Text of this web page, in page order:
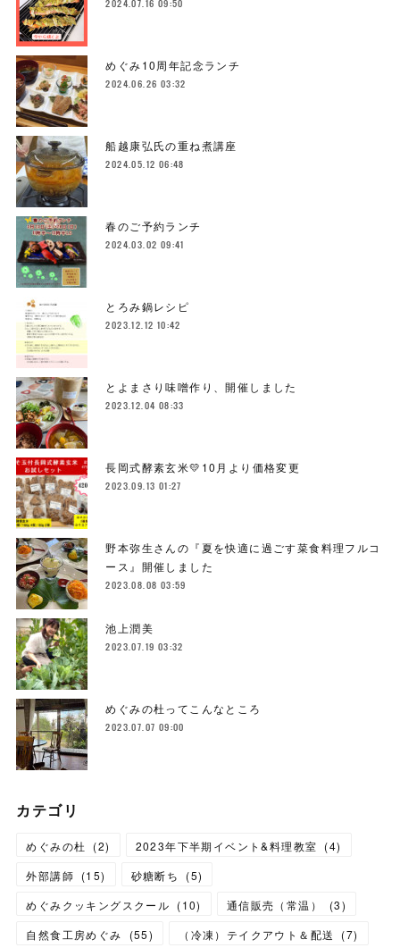
2024.07.16 09:50
めぐみ10周年記念ランチ
2024.06.26 03:32
船越康弘氏の重ね煮講座
2024.05.12 06:48
春のご予約ランチ
2024.03.02 09:41
とろみ鍋レシピ
2023.12.12 10:42
とよまさり味噌作り、開催しました
2023.12.04 08:33
長岡式酵素玄米💛10月より価格変更
2023.09.13 01:27
野本弥生さんの『夏を快適に過ごす菜食料理フルコ
ース』開催しました
2023.08.08 03:59
池上潤美
2023.07.19 03:32
めぐみの杜ってこんなところ
2023.07.07 09:00
カテゴリ
めぐみの杜 (2) 2023年下半期イベント&料理教室 (4)
外部講師 (15) 砂糖断ち (5)
めぐみクッキングスクール (10) 通信販売（常温） (3)
自然食工房めぐみ
(55) （冷凍）テイクアウト＆配送 (7)